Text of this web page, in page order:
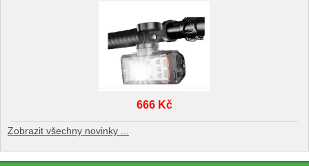
666 Kč
Zobrazit všechny novinky ...